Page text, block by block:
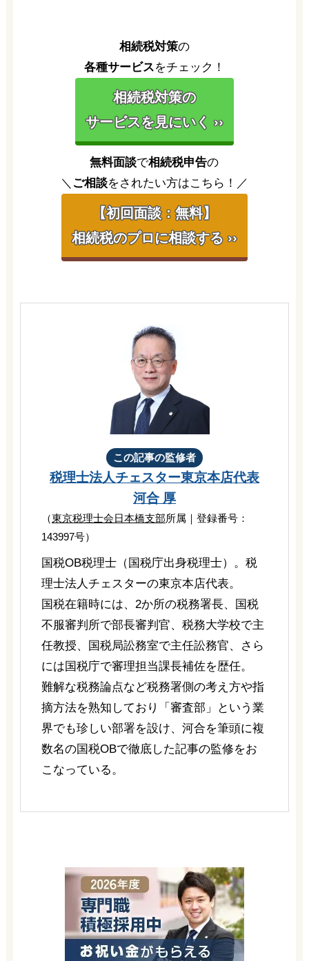
相続税対策の
各種サービスをチェック！
相続税対策の
サービスを見にいく ››
無料面談で相続税申告の
＼ ご相談をされたい方はこちら！／
【初回面談：無料】
相続税のプロに相談する ››
この記事の監修者
税理士法人チェスター東京本店代表
河合 厚
（東京税理士会日本橋支部所属｜登録番号：
143997号）
国税OB税理士（国税庁出身税理士）。税
理士法人チェスターの東京本店代表。
国税在籍時には、2か所の税務署長、国税
不服審判所で部長審判官、税務大学校で主
任教授、国税局訟務室で主任訟務官、さら
には国税庁で審理担当課長補佐を歴任。
難解な税務論点など税務署側の考え方や指
摘方法を熟知しており「審査部」という業
界でも珍しい部署を設け、河合を筆頭に複
数名の国税OBで徹底した記事の監修をお
こなっている。